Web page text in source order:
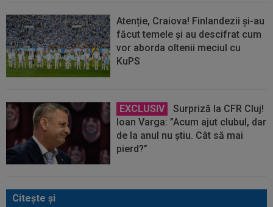
Atenție, Craiova! Finlandezii și-au
făcut temele și au descifrat cum
vor aborda oltenii meciul cu
KuPS
EXCLUSIV
Surpriză la CFR Cluj!
Ioan Varga: ”Acum ajut clubul, dar
de la anul nu știu. Cât să mai
pierd?”
Citeşte şi